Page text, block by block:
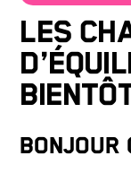
Les
Bonjour